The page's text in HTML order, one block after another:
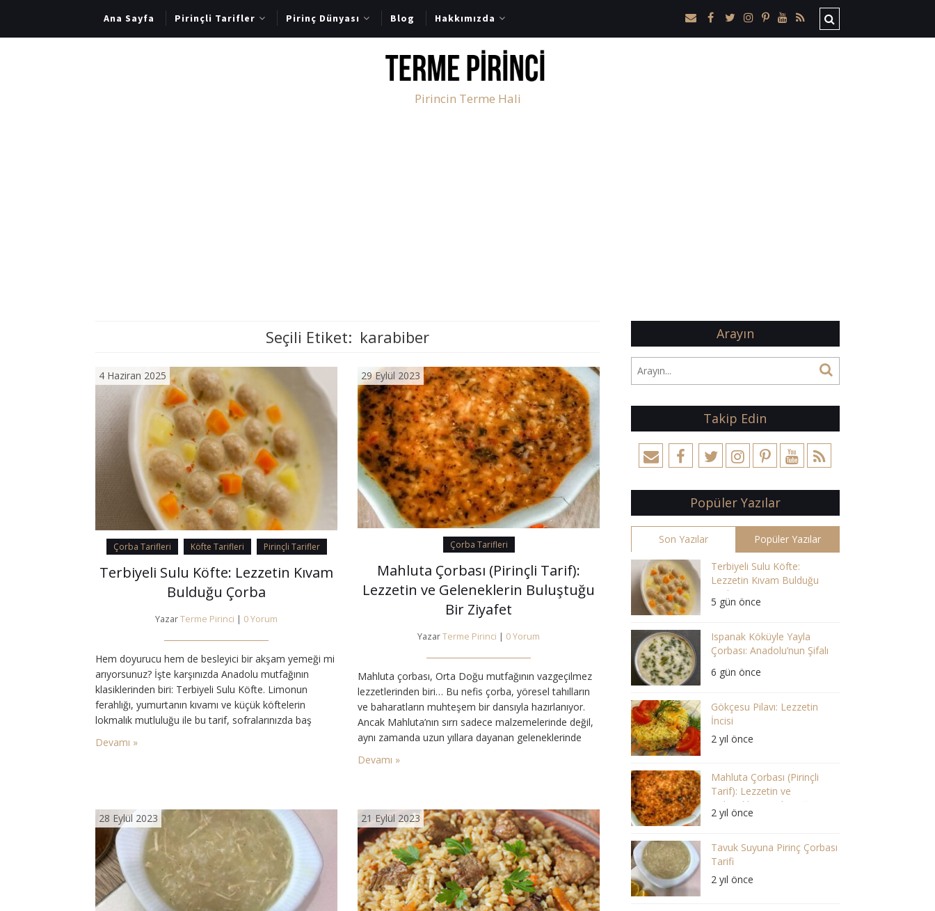
Ana Sayfa Pirinçli Tarifler Pirinç Dünyası Blog Hakkımızda
Pirincin Terme Hali
Seçili Etiket: karabiber
4 Haziran 2025
Çorba Tarifleri Köfte Tarifleri Pirinçli Tarifler
Terbiyeli Sulu Köfte: Lezzetin Kıvam
Bulduğu Çorba
YazarTerme Pirinci | 0 Yorum
Hem doyurucu hem de besleyici bir akşam yemeği mi
arıyorsunuz? İşte karşınızda Anadolu mutfağının
klasiklerinden biri: Terbiyeli Sulu Köfte. Limonun
ferahlığı, yumurtanın kıvamı ve küçük köftelerin
lokmalık mutluluğu ile bu tarif, sofralarınızda baş
kıyma 1 kahve fincanı ince bulgur 1 adet küçük boy
Devamı »
29 Eylül 2023
Çorba Tarifleri
Mahluta Çorbası (Pirinçli Tarif):
Lezzetin ve Geleneklerin Buluştuğu
Bir Ziyafet
YazarTerme Pirinci | 0 Yorum
Mahluta çorbası, Orta Doğu mutfağının vazgeçilmez
lezzetlerinden biri… Bu nefis çorba, yöresel tahılların
ve baharatların muhteşem bir dansıyla hazırlanıyor.
Ancak Mahluta’nın sırrı sadece malzemelerinde değil,
aynı zamanda uzun yıllara dayanan geleneklerinde
ve özel günlerde, misafirler için hazırlanan geleneksel
pirinç…
Devamı »
28 Eylül 2023 21 Eylül 2023
Arayın
Takip Edin
Popüler Yazılar
Son Yazılar Popüler Yazılar
Terbiyeli Sulu Köfte:
Lezzetin Kıvam Bulduğu
Çorba
5 gün önce
Ispanak Köküyle Yayla
Çorbası: Anadolu’nun Şifalı
6 gün önce
Gökçesu Pilavı: Lezzetin
İncisi
2 yıl önce
Mahluta Çorbası (Pirinçli
Tarif): Lezzetin ve
Geleneklerin Buluştuğu Bir
Ziyafet
2 yıl önce
Tavuk Suyuna Pirinç Çorbası
Tarifi
2 yıl önce